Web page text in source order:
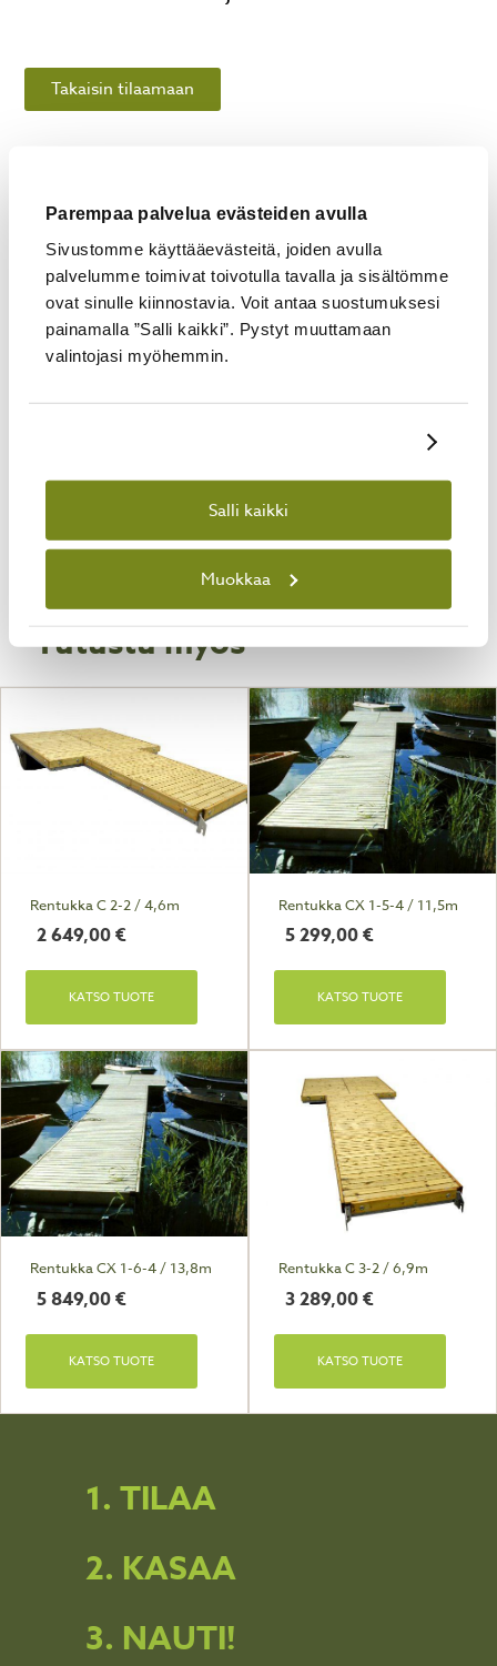
Parempaa palvelua evästeiden avulla
Sivustomme käyttääevästeitä, joiden avulla
palvelumme toimivat toivotulla tavalla ja sisältömme
ovat sinulle kiinnostavia. Voit antaa suostumuksesi
painamalla ”Salli kaikki”. Pystyt muuttamaan
valintojasi myöhemmin.
Salli kaikki
Muokkaa
Takaisin tilaamaan
LISÄTIEDOT
Pituus (cm)
Tutustu myös
Rentukka C 2-2 / 4,6m
2 649,00€
KATSO TUOTE
Rentukka CX 1-5-4 / 11,5m
5 299,00€
KATSO TUOTE
Rentukka CX 1-6-4 / 13,8m
5 849,00€
KATSO TUOTE
Rentukka C 3-2 / 6,9m
3 289,00€
KATSO TUOTE
1. TILAA
2. KASAA
3. NAUTI!